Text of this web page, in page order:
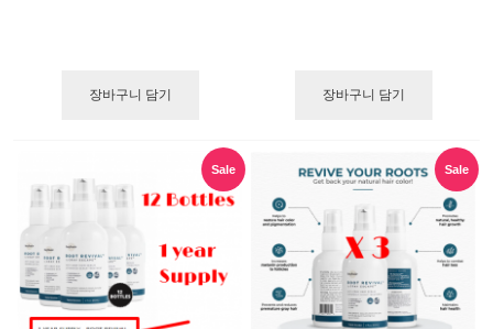
장바구니 담기 장바구니 담기
Sale Sale